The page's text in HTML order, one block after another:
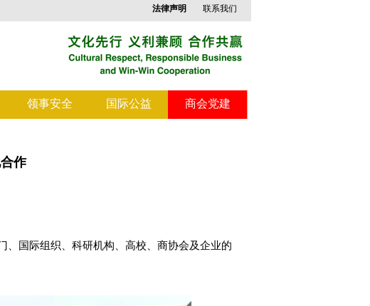
法律声明 联系我们
领事安全 国际公益 商会党建
作
、国际组织、科研机构、高校、商协会及企业的